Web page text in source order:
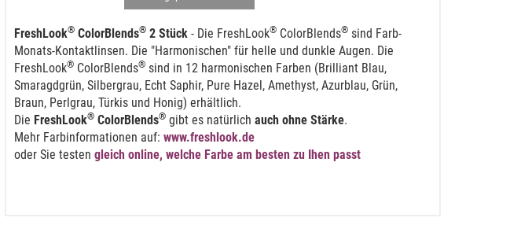
FreshLook® ColorBlends® 2 Stück - Die FreshLook® ColorBlends® sind Farb-
Monats-Kontaktlinsen. Die "Harmonischen" für helle und dunkle Augen. Die
FreshLook® ColorBlends® sind in 12 harmonischen Farben (Brilliant Blau,
Smaragdgrün, Silbergrau, Echt Saphir, Pure Hazel, Amethyst, Azurblau, Grün,
Braun, Perlgrau, Türkis und Honig) erhältlich.
Die FreshLook® ColorBlends® gibt es natürlich auch ohne Stärke.
Mehr Farbinformationen auf: www.freshlook.de
oder Sie testen gleich online, welche Farbe am besten zu Ihen passt